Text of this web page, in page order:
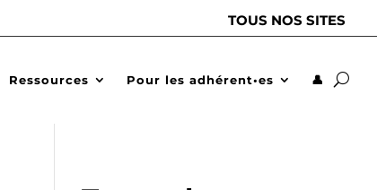
TOUS NOS SITES
Ressources Pour les adhérent•es 👤